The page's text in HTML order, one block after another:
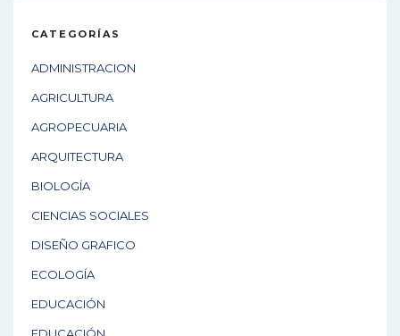
CATEGORÍAS
ADMINISTRACION
AGRICULTURA
AGROPECUARIA
ARQUITECTURA
BIOLOGÍA
CIENCIAS SOCIALES
DISEÑO GRAFICO
ECOLOGÍA
EDUCACIÓN